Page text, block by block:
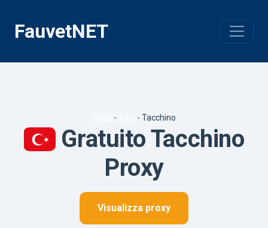
contenuto
FauvetNET
- - Tacchino
Gratuito Tacchino
Proxy
Visualizza proxy